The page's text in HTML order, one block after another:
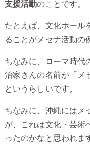
支援活動のことです。
たとえば、文化ホール
ることがメセナ活動の
ちなみに、ローマ時代
治家さんの名前が「メ
というらしいです。
ちなみに、沖縄にはメ
が、これは文化・芸術
ったのかなと思われま